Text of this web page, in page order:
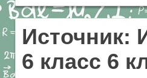
Источник:
6 класс 6